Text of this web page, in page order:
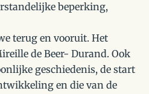
beperking,
terug en vooruit. Het
de Beer- Durand. Ook
geschiedenis, de start
en die van de